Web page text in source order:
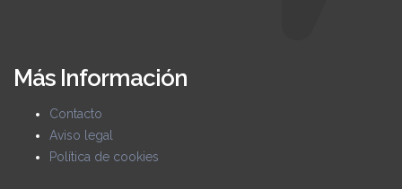
Más Información
Contacto
Aviso legal
Política de cookies